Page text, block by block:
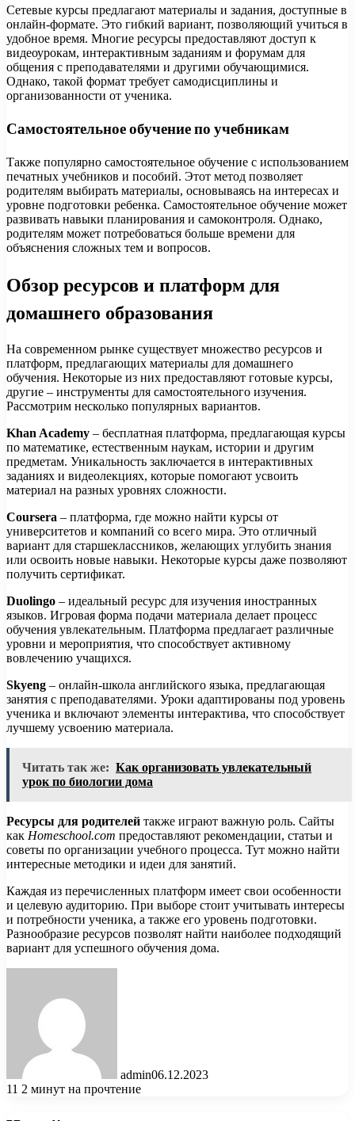
Сетевые курсы предлагают материалы и задания, доступные в
онлайн-формате. Это гибкий вариант, позволяющий учиться в
удобное время. Многие ресурсы предоставляют доступ к
видеоурокам, интерактивным заданиям и форумам для
общения с преподавателями и другими обучающимися.
Однако, такой формат требует самодисциплины и
организованности от ученика.
Самостоятельное обучение по учебникам
Также популярно самостоятельное обучение с использованием
печатных учебников и пособий. Этот метод позволяет
родителям выбирать материалы, основываясь на интересах и
уровне подготовки ребенка. Самостоятельное обучение может
развивать навыки планирования и самоконтроля. Однако,
родителям может потребоваться больше времени для
объяснения сложных тем и вопросов.
Обзор ресурсов и платформ для
домашнего образования
На современном рынке существует множество ресурсов и
платформ, предлагающих материалы для домашнего
обучения. Некоторые из них предоставляют готовые курсы,
другие – инструменты для самостоятельного изучения.
Рассмотрим несколько популярных вариантов.
Khan Academy – бесплатная платформа, предлагающая курсы
по математике, естественным наукам, истории и другим
предметам. Уникальность заключается в интерактивных
заданиях и видеолекциях, которые помогают усвоить
материал на разных уровнях сложности.
Coursera – платформа, где можно найти курсы от
университетов и компаний со всего мира. Это отличный
вариант для старшеклассников, желающих углубить знания
или освоить новые навыки. Некоторые курсы даже позволяют
получить сертификат.
Duolingo – идеальный ресурс для изучения иностранных
языков. Игровая форма подачи материала делает процесс
обучения увлекательным. Платформа предлагает различные
уровни и мероприятия, что способствует активному
вовлечению учащихся.
Skyeng – онлайн-школа английского языка, предлагающая
занятия с преподавателями. Уроки адаптированы под уровень
ученика и включают элементы интерактива, что способствует
лучшему усвоению материала.
Читать так же: Как организовать увлекательный
урок по биологии дома
Ресурсы для родителей также играют важную роль. Сайты
как Homeschool.com предоставляют рекомендации, статьи и
советы по организации учебного процесса. Тут можно найти
интересные методики и идеи для занятий.
Каждая из перечисленных платформ имеет свои особенности
и целевую аудиторию. При выборе стоит учитывать интересы
и потребности ученика, а также его уровень подготовки.
Разнообразие ресурсов позволят найти наиболее подходящий
вариант для успешного обучения дома.
admin06.12.2023
11 2 минут на прочтение